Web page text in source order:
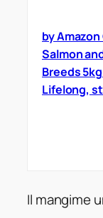
by
Salmon
Breeds
Lifelong,
Il mangime